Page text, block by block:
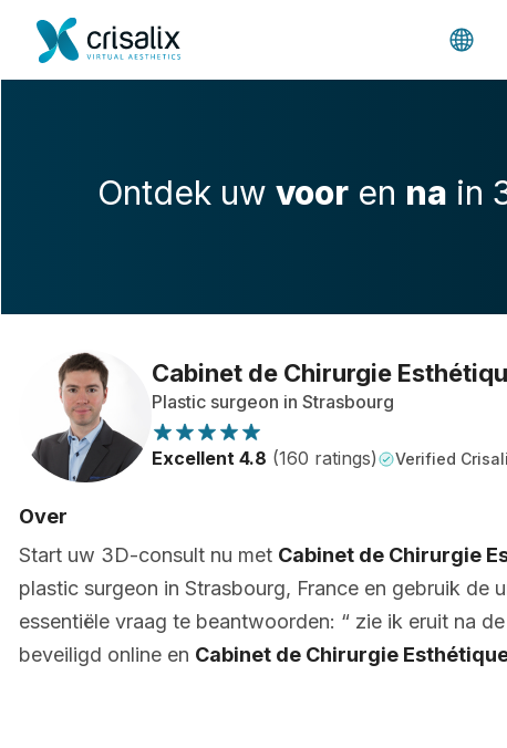
Ontdek uw voor en na in
Cabinet de Chirurgie
Plastic surgeon in Strasbourg
Excellent 4.8 (160 ratings) Verified
Over
Start uw 3D-consult nu met Cabinet de Chirurgie
plastic surgeon in Strasbourg, France en gebruik de
essentiële vraag te beantwoorden: “ zie ik eruit na
beveiligd online en Cabinet de Chirurgie